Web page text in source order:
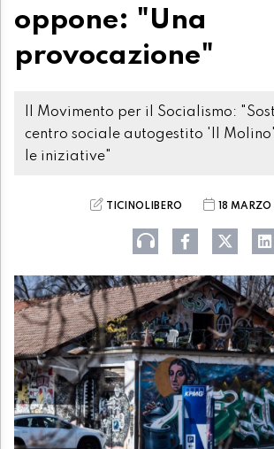
oppone: "Una
provocazione"
Il Movimento per il Socialismo:
centro sociale autogestito 'Il
le iniziative"
TICINOLIBERO 18 MARZO